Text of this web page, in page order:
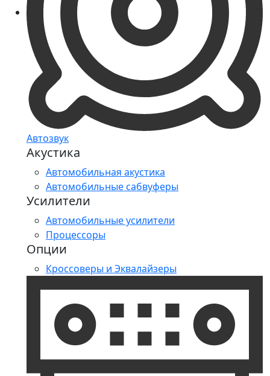
Автозвук
Акустика
Автомобильная акустика
Автомобильные сабвуферы
Усилители
Автомобильные усилители
Процессоры
Опции
Кроссоверы и Эквалайзеры